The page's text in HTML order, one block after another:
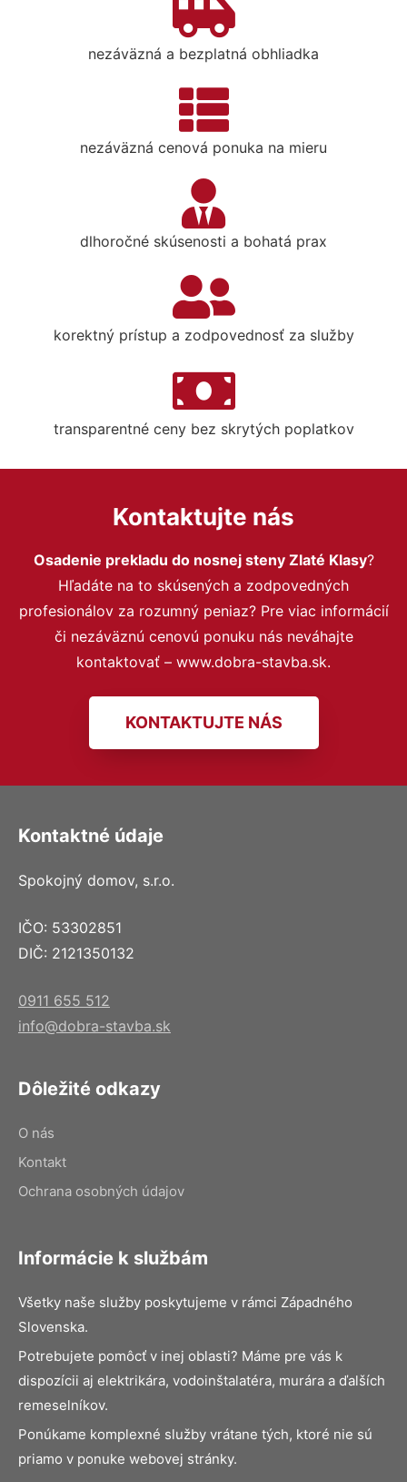
nezáväzná a bezplatná obhliadka
nezáväzná cenová ponuka na mieru
dlhoročné skúsenosti a bohatá prax
korektný prístup a zodpovednosť za služby
transparentné ceny bez skrytých poplatkov
Kontaktujte nás
Osadenie prekladu do nosnej steny Zlaté Klasy?
Hľadáte na to skúsených a zodpovedných
profesionálov za rozumný peniaz? Pre viac informácií
či nezáväznú cenovú ponuku nás neváhajte
kontaktovať – www.dobra-stavba.sk.
KONTAKTUJTE NÁS
Kontaktné údaje
Spokojný domov, s.r.o.
IČO: 53302851
DIČ: 2121350132
0911 655 512
info@dobra-stavba.sk
Dôležité odkazy
O nás
Kontakt
Ochrana osobných údajov
Informácie k službám
Všetky naše služby poskytujeme v rámci Západného
Slovenska.
Potrebujete pomôcť v inej oblasti? Máme pre vás k
dispozícii aj elektrikára, vodoinštalatéra, murára a ďalších
remeselníkov.
Ponúkame komplexné služby vrátane tých, ktoré nie sú
priamo v ponuke webovej stránky.